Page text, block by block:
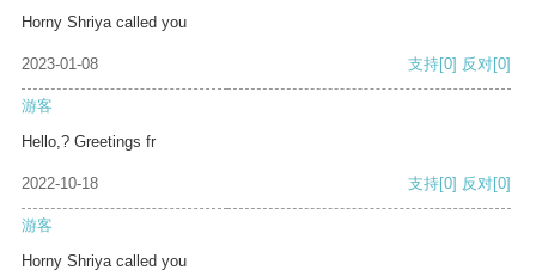
Horny Shriya called you
2023-01-08 支持[0] 反对[0]
游客
Hello,? Greetings fr
2022-10-18 支持[0] 反对[0]
游客
Horny Shriya called you